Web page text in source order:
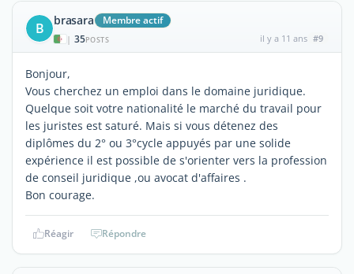
B brasara Membre actif
| 35POSTS il y a 11 ans #9
Bonjour,
Vous cherchez un emploi dans le domaine juridique.
Quelque soit votre nationalité le marché du travail pour
les juristes est saturé. Mais si vous détenez des
diplômes du 2° ou 3°cycle appuyés par une solide
expérience il est possible de s'orienter vers la profession
de conseil juridique ,ou avocat d'affaires .
Bon courage.
Réagir Répondre